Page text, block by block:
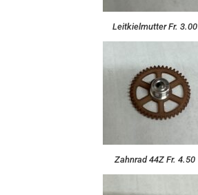
Leitkielmutter Fr. 3.00
Zahnrad 44Z Fr. 4.50